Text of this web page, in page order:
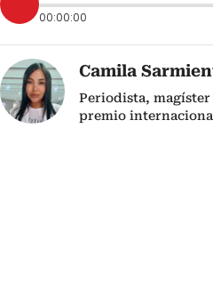
00:00:00
Camila
Periodista,
premio